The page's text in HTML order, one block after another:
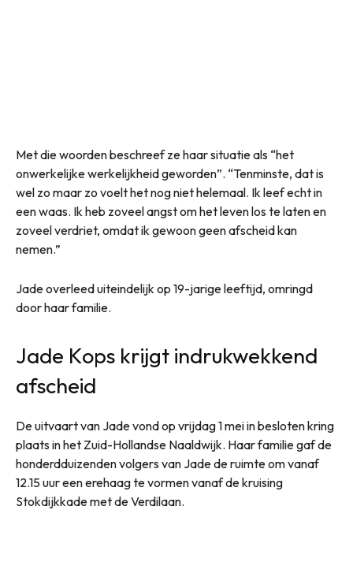
Met die woorden beschreef ze haar situatie als “het
onwerkelijke werkelijkheid geworden”. “Tenminste, dat is
wel zo maar zo voelt het nog niet helemaal. Ik leef echt in
een waas. Ik heb zoveel angst om het leven los te laten en
zoveel verdriet, omdat ik gewoon geen afscheid kan
nemen.”
Jade overleed uiteindelijk op 19-jarige leeftijd, omringd
door haar familie.
Jade Kops krijgt indrukwekkend
afscheid
De uitvaart van Jade vond op vrijdag 1 mei in besloten kring
plaats in het Zuid-Hollandse Naaldwijk. Haar familie gaf de
honderdduizenden volgers van Jade de ruimte om vanaf
12.15 uur een erehaag te vormen vanaf de kruising
Stokdijkkade met de Verdilaan.